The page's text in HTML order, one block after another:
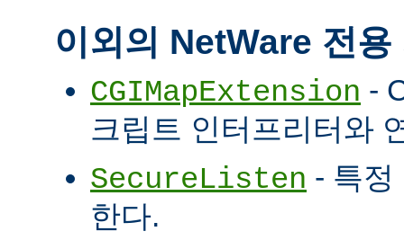
이외의 NetWare 전
CGIMapExtension -
크립트 인터프리터와
SecureListen - 특정
한다.